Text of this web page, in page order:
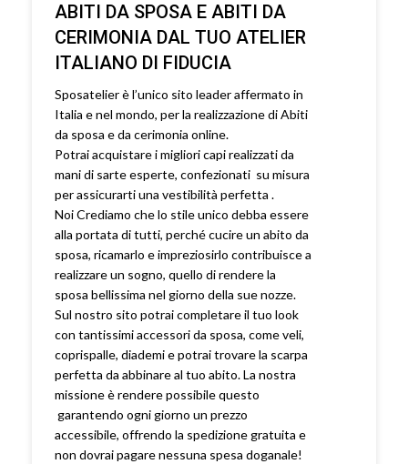
ABITI DA SPOSA E ABITI DA
CERIMONIA DAL TUO ATELIER
ITALIANO DI FIDUCIA
Sposatelier è l’unico sito leader affermato in
Italia e nel mondo, per la realizzazione di Abiti
da sposa e da cerimonia online.
Potrai acquistare i migliori capi realizzati da
mani di sarte esperte, confezionati su misura
per assicurarti una vestibilità perfetta .
Noi Crediamo che lo stile unico debba essere
alla portata di tutti, perché cucire un abito da
sposa, ricamarlo e impreziosirlo contribuisce a
realizzare un sogno, quello di rendere la
sposa bellissima nel giorno della sue nozze.
Sul nostro sito potrai completare il tuo look
con tantissimi accessori da sposa, come veli,
coprispalle, diademi e potrai trovare la scarpa
perfetta da abbinare al tuo abito. La nostra
missione è rendere possibile questo
garantendo ogni giorno un prezzo
accessibile, offrendo la spedizione gratuita e
non dovrai pagare nessuna spesa doganale!